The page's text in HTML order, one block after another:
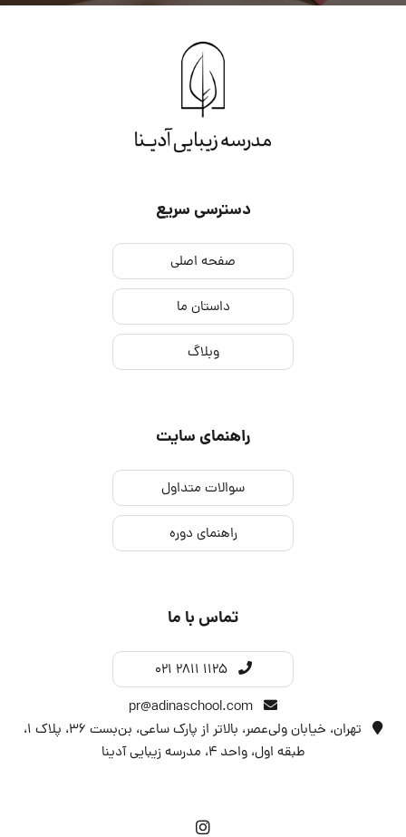
دسترسی سریع
صفحه اصلی
داستان ما
وبلاگ
راهنمای سایت
سوالات متداول
راهنمای دوره
تماس با ما
021 2811 1125
تهران، خیابان ولی‌عصر، بالاتر از پارک ساعی، بن‌بست ۳۶، پلاک ۱،
طبقه اول، واحد 4، مدرسه زیبایی آدینا